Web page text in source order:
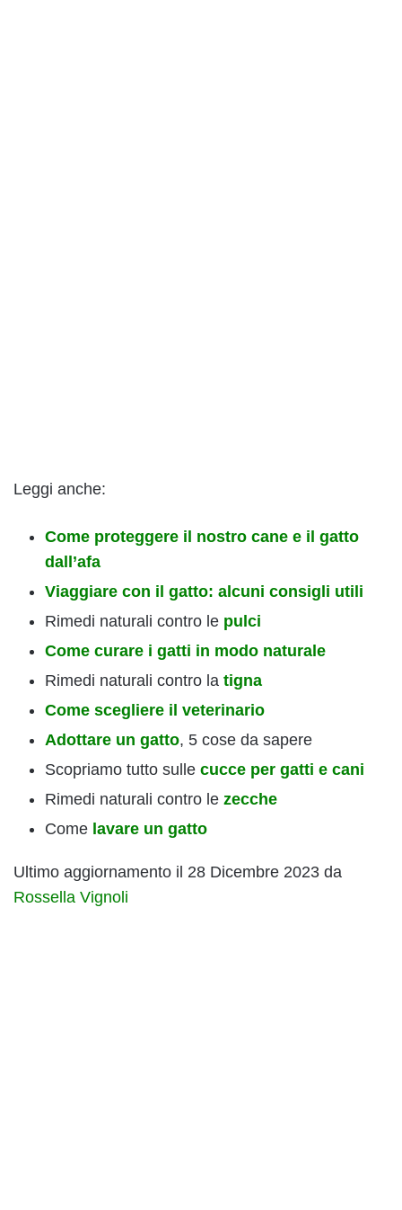
Leggi anche:
Come proteggere il nostro cane e il gatto
dall’afa
Viaggiare con il gatto: alcuni consigli utili
Rimedi naturali contro le pulci
Come curare i gatti in modo naturale
Rimedi naturali contro la tigna
Come scegliere il veterinario
Adottare un gatto, 5 cose da sapere
Scopriamo tutto sulle cucce per gatti e cani
Rimedi naturali contro le zecche
Come lavare un gatto
Ultimo aggiornamento il 28 Dicembre 2023 da
Rossella Vignoli